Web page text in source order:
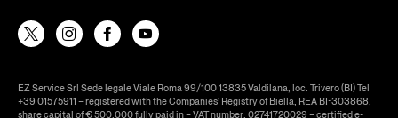
EZ Service Srl Sede legale Viale Roma 99/100 13835 Valdilana, loc. Trivero (BI) Tel
+39 01575911 – registered with the Companies’ Registry of Biella, REA BI-303868,
share capital of € 500.000 fully paid in – VAT number: 02741720029 – certified e-